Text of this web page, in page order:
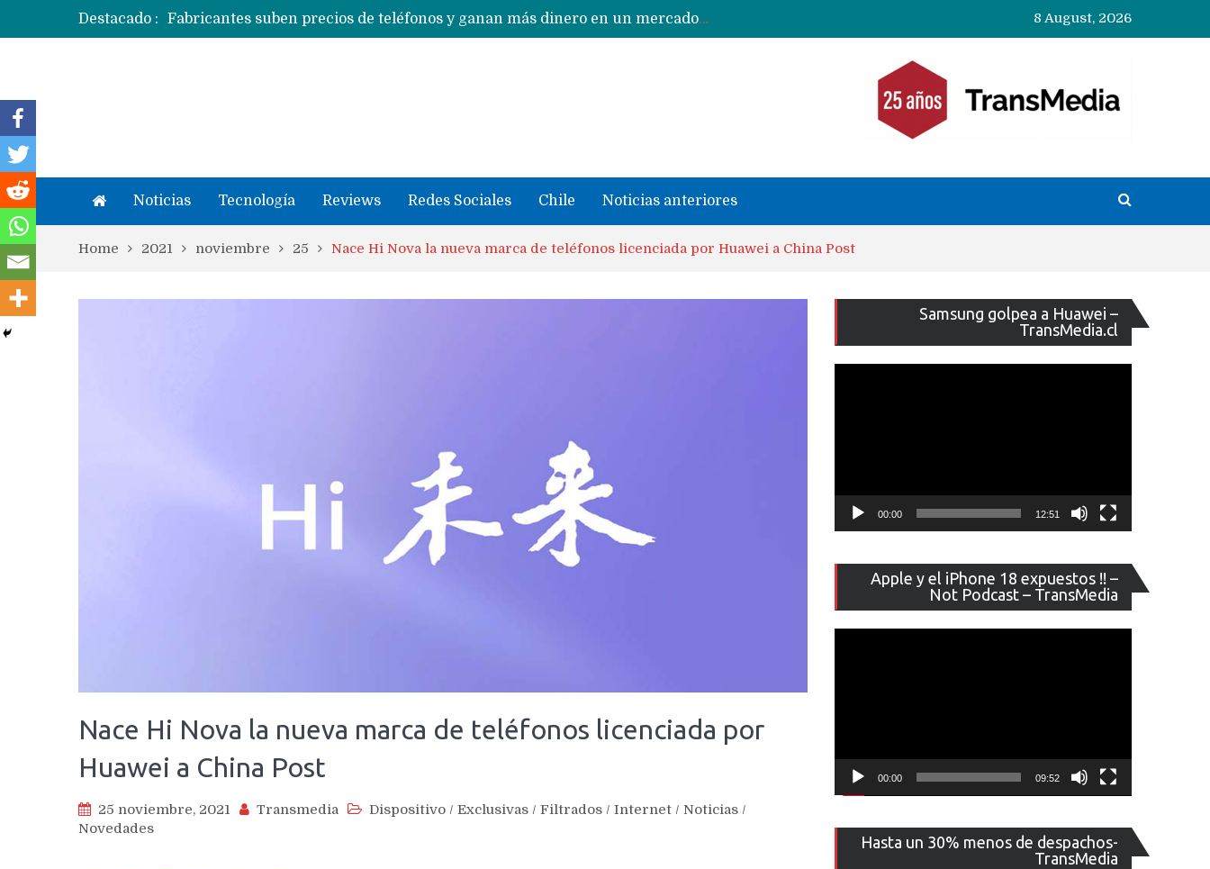
Destacado :
Fabricantes suben precios de teléfonos y ganan más dinero en un mercado donde Xiaomi alerta por no mejorar ventas
Google no bloqueará sus servidores a MicroG pero tiene un plan para eliminarlo como opción para teléfonos Huawei
Fabricantes suben precios de teléfonos y ganan más dinero en un mercado donde Xiaomi alerta por no mejorar ventas
8 August, 2026
Noticias Tecnología Reviews Redes Sociales Chile Noticias anteriores
Home 2021 noviembre 25 Nace Hi Nova la nueva marca de teléfonos licenciada por Huawei a China Post
Nace Hi Nova la nueva marca de teléfonos licenciada por
Huawei a China Post
25 noviembre, 2021 Transmedia Dispositivo / Exclusivas / Filtrados / Internet / Noticias /
Novedades
Samsung golpea a Huawei –
TransMedia.cl
de
vídeo
00:00 12:51
Apple y el iPhone 18 expuestos !! –
Not Podcast – TransMedia
de
vídeo
00:00 09:52
Hasta un 30% menos de despachos-
TransMedia
de